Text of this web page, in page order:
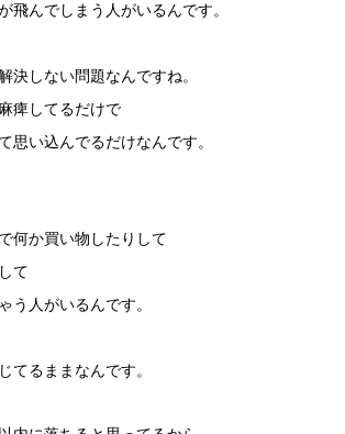
飛んでしまう人がいるんです。
決しない問題なんですね。
痺してるだけで
思い込んでるだけなんです。
何か買い物したりして
て
う人がいるんです。
てるままなんです。